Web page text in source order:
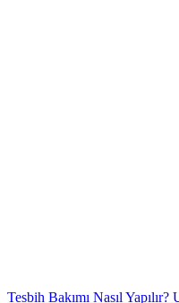
Tesbih Bakımı Nasıl